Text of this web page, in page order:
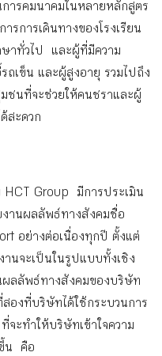
ารคมนาคมในหลายหลักสูตร
การเดินทางของโรงเรียน
าทั่วไป และผู้ที่มีความ
ถเข็น และผู้สูงอายุ รวมไปถึง
ชนที่จะช่วยให้คนชราและผู้
สะดวก
HCT Group มีการประเมิน
งานผลลัพธ์ทางสังคมชื่อ
อย่างต่อเนื่องทุกปี ตั้งแต่
นจะเป็นในรูปแบบทั้งเชิง
ลลัพธ์ทางสังคมของบริษัท
องที่บริษัทได้ใช้กระบวนการ
ะทำให้บริษัทเข้าใจความ
น คือ